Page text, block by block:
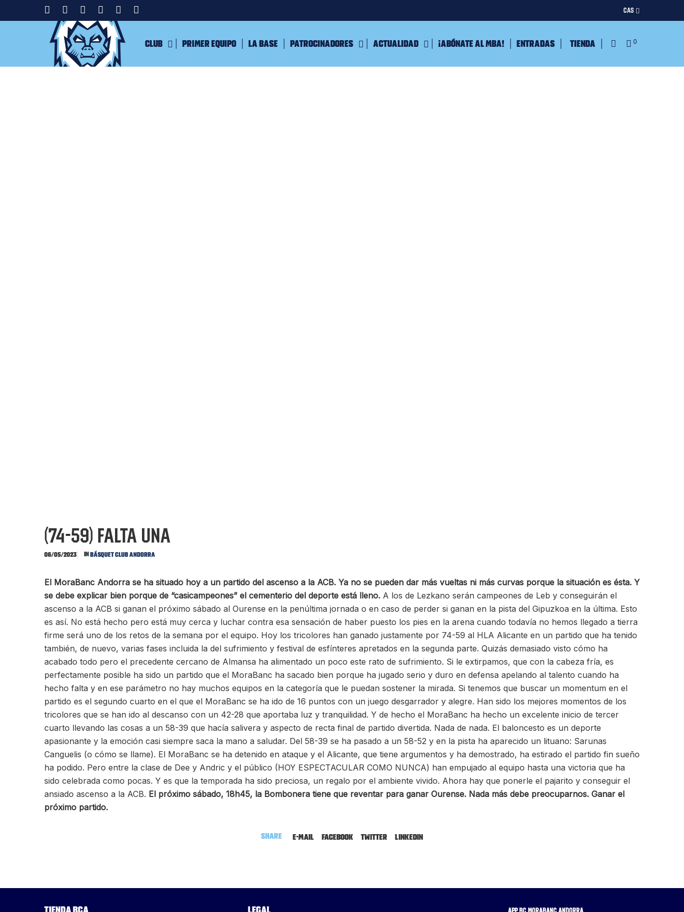
CAS
0
Club Primer equipo La Base Patrocinadores Actualidad ¡Abónate al MBA! Entradas Tienda
(74-59) Falta una
06/05/2023 InBásquet Club Andorra
El MoraBanc Andorra se ha situado hoy a un partido del ascenso a la ACB. Ya no se pueden dar más vueltas ni más curvas porque la situación es ésta. Y
se debe explicar bien porque de “casicampeones” el cementerio del deporte está lleno. A los de Lezkano serán campeones de Leb y conseguirán el
ascenso a la ACB si ganan el próximo sábado al Ourense en la penúltima jornada o en caso de perder si ganan en la pista del Gipuzkoa en la última. Esto
es así. No está hecho pero está muy cerca y luchar contra esa sensación de haber puesto los pies en la arena cuando todavía no hemos llegado a tierra
firme será uno de los retos de la semana por el equipo. Hoy los tricolores han ganado justamente por 74-59 al HLA Alicante en un partido que ha tenido
también, de nuevo, varias fases incluida la del sufrimiento y festival de esfínteres apretados en la segunda parte. Quizás demasiado visto cómo ha
acabado todo pero el precedente cercano de Almansa ha alimentado un poco este rato de sufrimiento. Si le extirpamos, que con la cabeza fría, es
perfectamente posible ha sido un partido que el MoraBanc ha sacado bien porque ha jugado serio y duro en defensa apelando al talento cuando ha
hecho falta y en ese parámetro no hay muchos equipos en la categoría que le puedan sostener la mirada. Si tenemos que buscar un momentum en el
partido es el segundo cuarto en el que el MoraBanc se ha ido de 16 puntos con un juego desgarrador y alegre. Han sido los mejores momentos de los
tricolores que se han ido al descanso con un 42-28 que aportaba luz y tranquilidad. Y de hecho el MoraBanc ha hecho un excelente inicio de tercer
cuarto llevando las cosas a un 58-39 que hacía salivera y aspecto de recta final de partido divertida. Nada de nada. El baloncesto es un deporte
apasionante y la emoción casi siempre saca la mano a saludar. Del 58-39 se ha pasado a un 58-52 y en la pista ha aparecido un lituano: Sarunas
Canguelis (o cómo se llame). El MoraBanc se ha detenido en ataque y el Alicante, que tiene argumentos y ha demostrado, ha estirado el partido fin sueño
ha podido. Pero entre la clase de Dee y Andric y el público (HOY ESPECTACULAR COMO NUNCA) han empujado al equipo hasta una victoria que ha
sido celebrada como pocas. Y es que la temporada ha sido preciosa, un regalo por el ambiente vivido. Ahora hay que ponerle el pajarito y conseguir el
ansiado ascenso a la ACB. El próximo sábado, 18h45, la Bombonera tiene que reventar para ganar Ourense. Nada más debe preocuparnos. Ganar el
próximo partido.
Share E-mail Facebook Twitter LinkedIn
Tienda BCA Legal